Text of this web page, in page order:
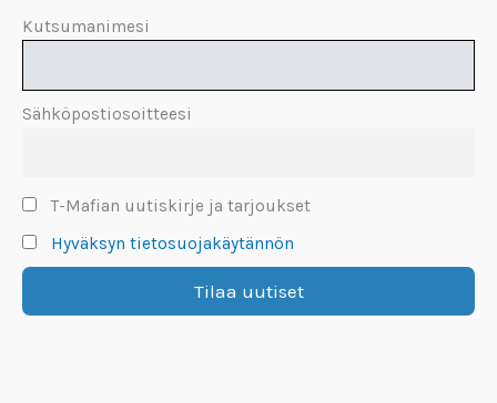
Kutsumanimesi
Sähköpostiosoitteesi
T-Mafian uutiskirje ja tarjoukset
Hyväksyn tietosuojakäytännön